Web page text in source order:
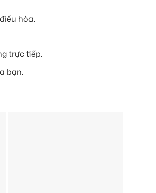
hòa.
trực tiếp.
bạn.